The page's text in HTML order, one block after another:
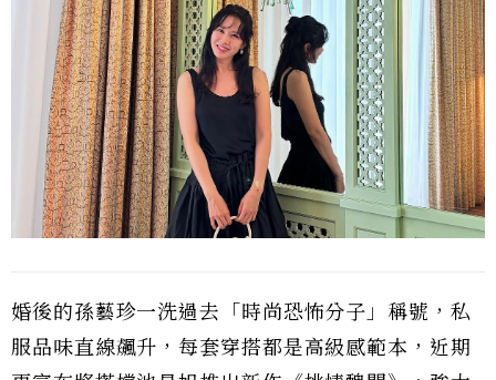
婚後的孫藝珍一洗過去「時尚恐怖分子」稱號，私
服品味直線飆升，每套穿搭都是高級感範本，近期